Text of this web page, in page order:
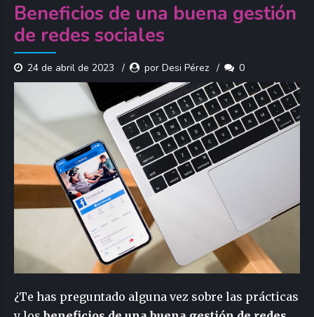
Beneficios de una buena gestión
de redes sociales
24 de abril de 2023 por Desi Pérez 0
¿Te has preguntado alguna vez sobre las prácticas